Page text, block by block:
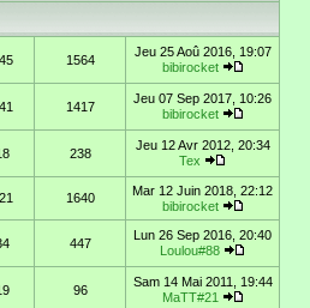
1564
Jeu 25 Aoû 2016, 19:07
bibirocket
1417
Jeu 07 Sep 2017, 10:26
bibirocket
238
Jeu 12 Avr 2012, 20:34
Tex
1640
Mar 12 Juin 2018, 22:12
bibirocket
447
Lun 26 Sep 2016, 20:40
Loulou#88
96
Sam 14 Mai 2011, 19:44
MaTT#21